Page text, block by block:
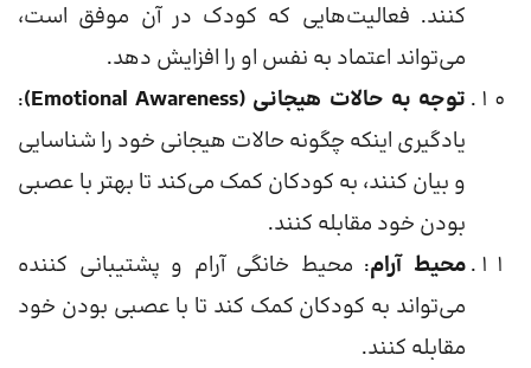
کنند. فعالیت‌هایی که کودک در آن موفق است،
می‌تواند اعتماد به نفس او را افزایش دهد.
توجه به حالات هیجانی (Emotional Awareness)
:
یادگیری اینکه چگونه حالات هیجانی خود را شناسایی
و بیان کنند، به کودکان کمک می‌کند تا بهتر با عصبی
بودن خود مقابله کنند.
محیط آرام: محیط خانگی آرام و پشتیبانی کننده
می‌تواند به کودکان کمک کند تا با عصبی بودن خود
مقابله کنند.